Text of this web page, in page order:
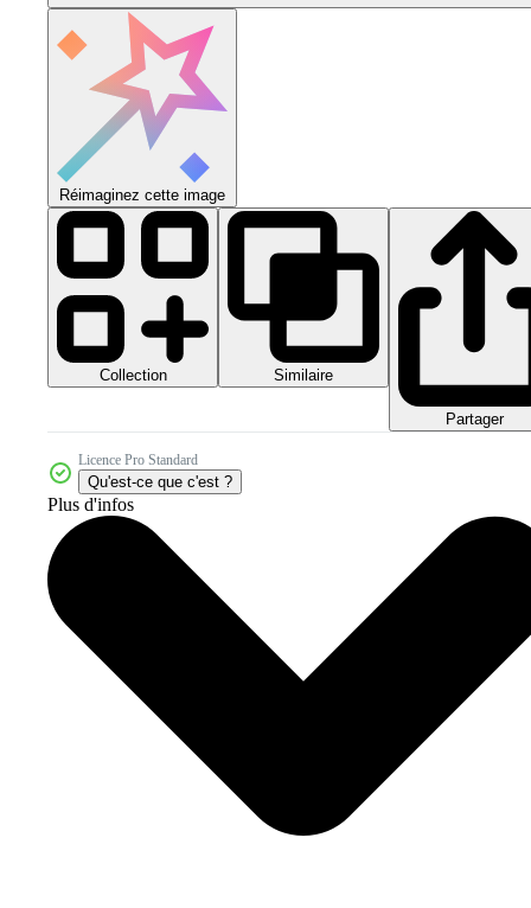
Réimaginez cette image
Collection Similaire
Partager
Licence Pro Standard
Qu'est-ce que c'est ?
Plus d'infos